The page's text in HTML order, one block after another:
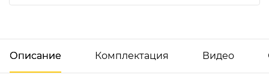
Описание Комплектация Видео